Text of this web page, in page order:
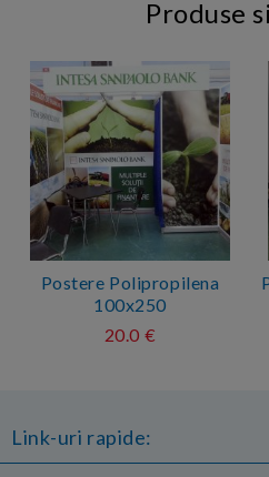
Produse
Postere Polipropilena
100x250
20.0 €
Link-uri rapide: